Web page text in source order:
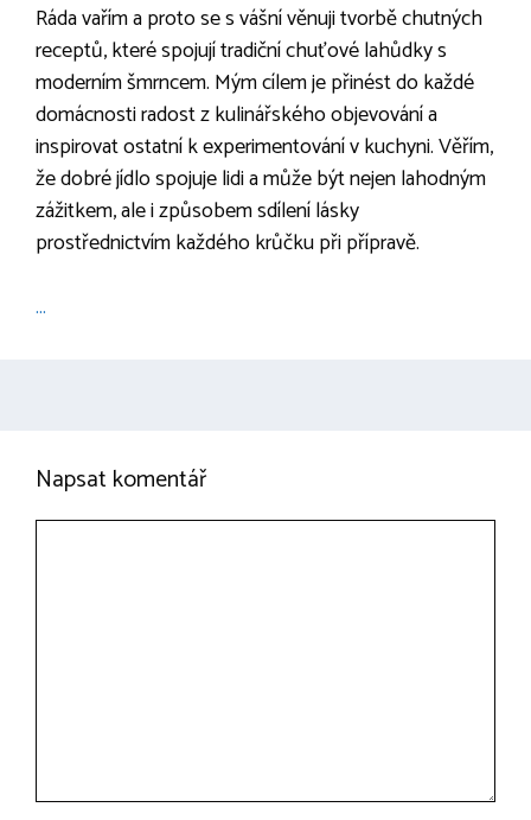
Ráda vařím a proto se s vášní věnuji tvorbě chutných
receptů, které spojují tradiční chuťové lahůdky s
moderním šmrncem. Mým cílem je přinést do každé
domácnosti radost z kulinářského objevování a
inspirovat ostatní k experimentování v kuchyni. Věřím,
že dobré jídlo spojuje lidi a může být nejen lahodným
zážitkem, ale i způsobem sdílení lásky
prostřednictvím každého krůčku při přípravě.
...
Napsat komentář